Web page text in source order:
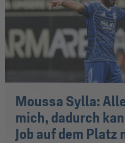
Moussa Sylla:
mich, dadurch
Job auf dem Platz